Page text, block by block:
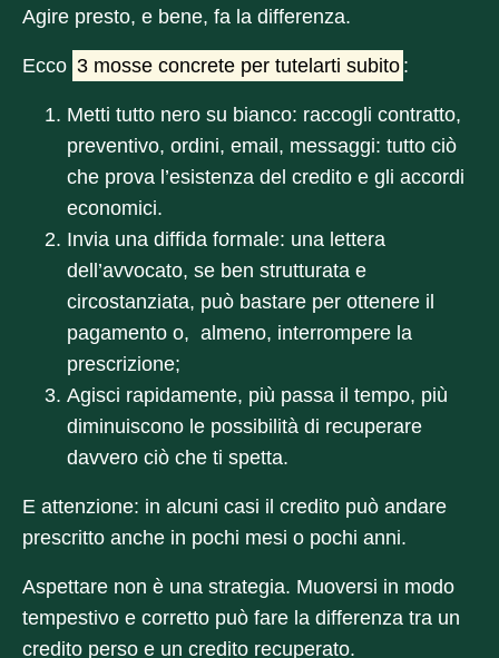
Agire presto, e bene, fa la differenza.
Ecco 3 mosse concrete per tutelarti subito :
Metti tutto nero su bianco: raccogli contratto,
preventivo, ordini, email, messaggi: tutto ciò
che prova l’esistenza del credito e gli accordi
economici.
Invia una diffida formale: una lettera
dell’avvocato, se ben strutturata e
circostanziata, può bastare per ottenere il
pagamento o, almeno, interrompere la
prescrizione;
Agisci rapidamente, più passa il tempo, più
diminuiscono le possibilità di recuperare
davvero ciò che ti spetta.
E attenzione: in alcuni casi il credito può andare
prescritto anche in pochi mesi o pochi anni.
Aspettare non è una strategia. Muoversi in modo
tempestivo e corretto può fare la differenza tra un
credito perso e un credito recuperato.